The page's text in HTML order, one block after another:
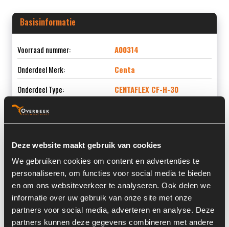
Deze website maakt gebruik van cookies
We gebruiken cookies om content en advertenties te
personaliseren, om functies voor social media te bieden
en om ons websiteverkeer te analyseren. Ook delen we
informatie over uw gebruik van onze site met onze
partners voor social media, adverteren en analyse. Deze
partners kunnen deze gegevens combineren met andere
Basisinformatie
Voorraad nummer:
A00314
Onderdeel Merk:
Centa
Onderdeel Type:
CENTAFLEX CF-H-30
Informatie
Locatie:
3L
Land: